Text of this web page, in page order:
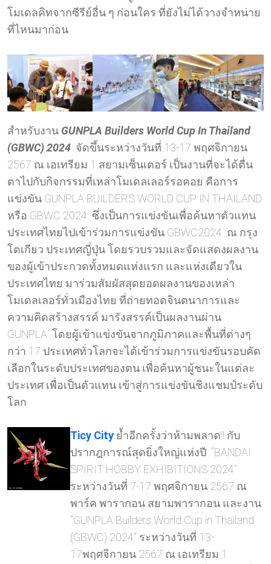
โมเดลคิทจากซีรีย์อื่น ๆ ก่อนใคร ที่ยังไม่ได้วางจำหน่าย
ที่ไหนมาก่อน
สำหรับงาน GUNPLA Builders World Cup In Thailand
(GBWC) 2024 จัดขึ้นระหว่างวันที่ 13-17 พฤศจิกายน
2567 ณ เอเทรียม 1 สยามเซ็นเตอร์ เป็นงานที่จะได้ตื่น
ตาไปกับกิจกรรมที่เหล่าโมเดลเลอร์รอคอย คือการ
แข่งขัน GUNPLA BUILDERS WORLD CUP IN THAILAND
หรือ GBWC 2024 ซึ่งเป็นการแข่งขันเพื่อค้นหาตัวแทน
ประเทศไทยไปเข้าร่วมการแข่งขัน GBWC2024 ณ กรุง
โตเกียว ประเทศญี่ปุ่น โดยรวบรวมและจัดแสดงผลงาน
ของผู้เข้าประกวดทั้งหมดแห่งแรก และแห่งเดียวใน
ประเทศไทย มาร่วมสัมผัสสุดยอดผลงานของเหล่า
โมเดลเลอร์ทั่วเมืองไทย ที่ถ่ายทอดจินตนาการและ
ความคิดสร้างสรรค์ มารังสรรค์เป็นผลงานผ่าน
GUNPLA โดยผู้เข้าแข่งขันจากภูมิภาคและพื้นที่ต่างๆ
กว่า 17 ประเทศทั่วโลกจะได้เข้าร่วมการแข่งขันรอบคัด
เลือกในระดับประเทศของตน เพื่อค้นหาผู้ชนะในแต่ละ
ประเทศ เพื่อเป็นตัวแทน เข้าสู่การแข่งขันชิงแชมป์ระดับ
โลก
Ticy City ย้ำอีกครั้งว่าห้ามพลาด!! กับ
ปรากฎการณ์สุดยิ่งใหญ่แห่งปี “BANDAI
SPIRIT HOBBY EXHIBITIONS 2024”
ระหว่างวันที่ 7-17 พฤศจิกายน 2567 ณ
พาร์ค พารากอน สยามพารากอน และงาน
“GUNPLA Builders World Cup in Thailand
(GBWC) 2024” ระหว่างวันที่ 13-
17พฤศจิกายน 2567 ณ เอเทรียม 1